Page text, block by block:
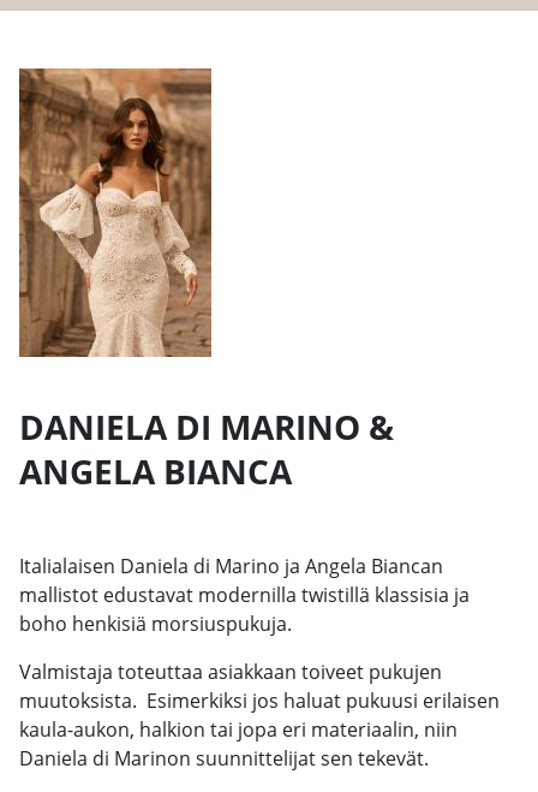
DANIELA DI MARINO &
ANGELA BIANCA
Italialaisen Daniela di Marino ja Angela Biancan
mallistot edustavat modernilla twistillä klassisia ja
boho henkisiä morsiuspukuja.
Valmistaja toteuttaa asiakkaan toiveet pukujen
muutoksista. Esimerkiksi jos haluat pukuusi erilaisen
kaula-aukon, halkion tai jopa eri materiaalin, niin
Daniela di Marinon suunnittelijat sen tekevät.